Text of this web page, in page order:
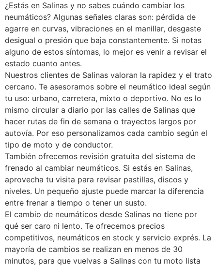
¿Estás en Salinas y no sabes cuándo cambiar los
neumáticos? Algunas señales claras son: pérdida de
agarre en curvas, vibraciones en el manillar, desgaste
desigual o presión que baja constantemente. Si notas
alguno de estos síntomas, lo mejor es venir a revisar el
estado cuanto antes.
Nuestros clientes de Salinas valoran la rapidez y el trato
cercano. Te asesoramos sobre el neumático ideal según
tu uso: urbano, carretera, mixto o deportivo. No es lo
mismo circular a diario por las calles de Salinas que
hacer rutas de fin de semana o trayectos largos por
autovía. Por eso personalizamos cada cambio según el
tipo de moto y de conductor.
También ofrecemos revisión gratuita del sistema de
frenado al cambiar neumáticos. Si estás en Salinas,
aprovecha tu visita para revisar pastillas, discos y
niveles. Un pequeño ajuste puede marcar la diferencia
entre frenar a tiempo o tener un susto.
El cambio de neumáticos desde Salinas no tiene por
qué ser caro ni lento. Te ofrecemos precios
competitivos, neumáticos en stock y servicio exprés. La
mayoría de cambios se realizan en menos de 30
minutos, para que vuelvas a Salinas con tu moto lista